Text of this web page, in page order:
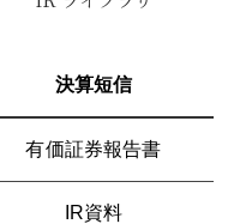
決算短信
有価証券報告書
IR資料